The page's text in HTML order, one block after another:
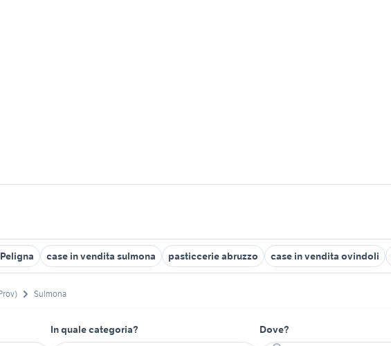
case in vendita sulmona pasticcerie abruzzo case in vendita ovindoli
Sulmona
In quale categoria? Dove?